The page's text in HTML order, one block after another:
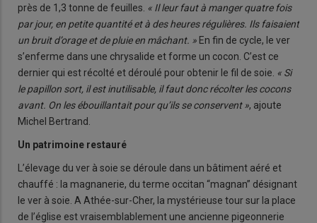
près de 1,3 tonne de feuilles. « Il leur faut à manger quatre fois
par jour, en petite quantité et à des heures régulières. Ils faisaient
un bruit d’orage et de pluie en mâchant. » En fin de cycle, le ver
s’enferme dans une chrysalide et forme un cocon. C’est ce
dernier qui est récolté et déroulé pour obtenir le fil de soie. « Si
le papillon sort, il est inutilisable, il faut donc récolter les cocons
avant. On les ébouillantait pour qu’ils se conservent », ajoute
Michel Bertrand.
Un patrimoine restauré
L’élevage du ver à soie se déroule dans un bâtiment aéré et
chauffé : la magnanerie, du terme occitan “magnan” désignant
le ver à soie. A Athée-sur-Cher, la mystérieuse tour sur la place
de l’église est vraisemblablement une ancienne pigeonnerie